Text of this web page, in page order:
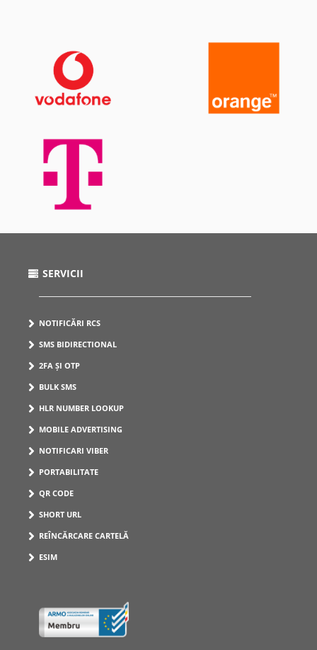
SERVICII
NOTIFICĂRI RCS
SMS BIDIRECTIONAL
2FA ȘI OTP
BULK SMS
HLR NUMBER LOOKUP
MOBILE ADVERTISING
NOTIFICARI VIBER
PORTABILITATE
QR CODE
SHORT URL
REÎNCĂRCARE CARTELĂ
ESIM